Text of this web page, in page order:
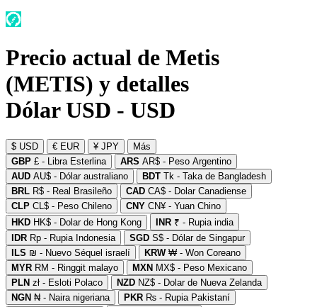
Precio actual de Metis
(METIS) y detalles
Dólar USD - USD
$ USD € EUR ¥ JPY
Más
GBP £ - Libra Esterlina ARS AR$ - Peso Argentino
AUD AU$ - Dólar australiano BDT Tk - Taka de Bangladesh
BRL R$ - Real Brasileño CAD CA$ - Dolar Canadiense
CLP CL$ - Peso Chileno CNY CN¥ - Yuan Chino
HKD HK$ - Dolar de Hong Kong INR ₹ - Rupia india
IDR Rp - Rupia Indonesia SGD S$ - Dólar de Singapur
ILS ₪ - Nuevo Séquel israelí KRW₩ - Won Coreano
MYR RM - Ringgit malayo MXN MX$ - Peso Mexicano
PLN zł - Esloti Polaco NZD NZ$ - Dolar de Nueva Zelanda
NGN ₦ - Naira nigeriana PKR ₨ - Rupia Pakistaní